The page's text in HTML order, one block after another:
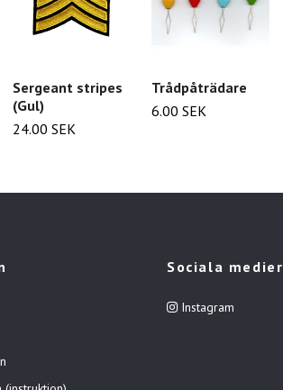
Sergeant stripes
(Gul)
24.00 SEK
Trådpåträdare
6.00 SEK
Sociala medier
Instagram